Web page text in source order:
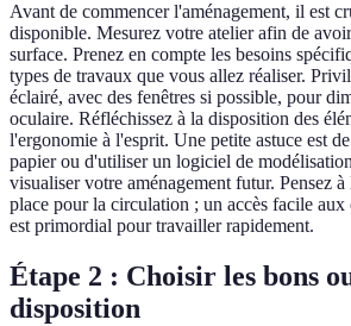
Avant de commencer l'aménagement, il est
disponible. Mesurez votre atelier afin de
surface. Prenez en compte les besoins
types de travaux que vous allez réaliser.
éclairé, avec des fenêtres si possible, pour
oculaire. Réfléchissez à la disposition des
l'ergonomie à l'esprit. Une petite astuce est
papier ou d'utiliser un logiciel de
visualiser votre aménagement futur. Pensez
place pour la circulation ; un accès facile
est primordial pour travailler rapidement.
Étape 2 : Choisir les bons
disposition